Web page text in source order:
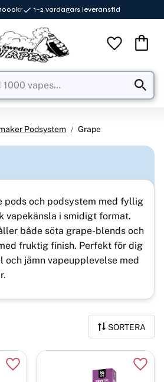
1–2 vardagars leveranstid
Favoriter
Podsystem Grape
pods och podsystem med fyllig
vapekänsla i smidigt format.
både söta grape-blends och
fruktig finish. Perfekt för dig
och jämn vapeupplevelse med
SORTERA
Lägg till i favoriter